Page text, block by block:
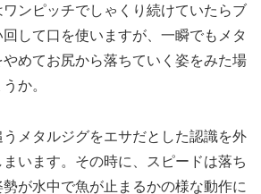
ンピッチでしゃくり続けていたらブ
して口を使いますが、一瞬でもメタ
めてお尻から落ちていく姿をみた場
か。
メタルジグをエサだとした認識を外
います。その時に、スピードは落ち
が水中で魚が止まるかの様な動作に